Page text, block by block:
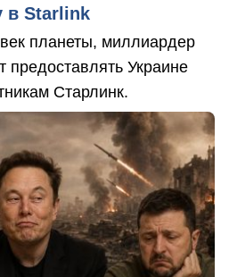
в Starlink
планеты, миллиардер
Украине
Старлинк.